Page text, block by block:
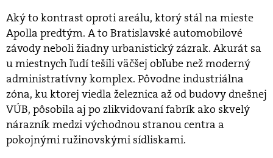
Aký to kontrast oproti areálu, ktorý stál na mieste
Apolla predtým. A to Bratislavské automobilové
závody neboli žiadny urbanistický zázrak. Akurát sa
u miestnych ľudí tešili väčšej obľube než moderný
administratívny komplex. Pôvodne industriálna
zóna, ku ktorej viedla železnica až od budovy dnešnej
VÚB, pôsobila aj po zlikvidovaní fabrík ako skvelý
nárazník medzi východnou stranou centra a
pokojnými ružinovskými sídliskami.